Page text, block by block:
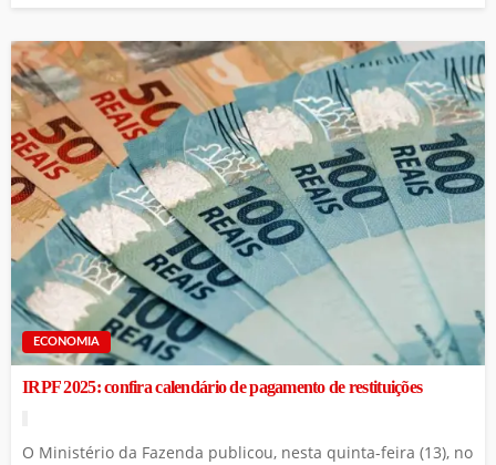
ECONOMIA
IRPF 2025: confira calendário de pagamento de restituições
O Ministério da Fazenda publicou, nesta quinta-feira (13), no